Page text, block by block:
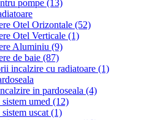
pompe (13)
Otel Orizontale (52)
Otel Verticale (1)
Aluminiu (9)
de baie (87)
incalzire cu radiatoare (1)
in pardoseala (4)
umed (12)
uscat (1)